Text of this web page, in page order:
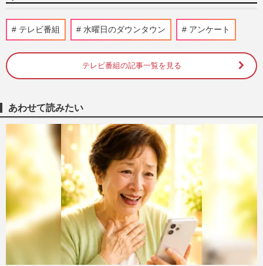
オリエンタルラジオ中田敦彦、番組での
「写真使用NG」ダウンタウンへの根深い
『週刊女性』編集部 2026/7/8
を焼き肉店で囲んだ赤西仁・広瀬すず・吉
岡里帆との「ゴイゴイスー…
週刊女性2026年6月2日号
ダイアン津田「自分より売れる奴はいら
ん」と豪語する「津田軍団」から賞レース
勝者が続出、M-1新王者・た…
週刊女性PRIME 2025/12/24
【水ダウ】名探偵津田ロケ地は群馬・館林
の旧秋元別邸！ 一般公開は？
週刊女性PRIME 2025/12/24
テレビ番組 水曜日のダウンタウン アンケート
テレビ番組の記事一覧を見る
あわせて読みたい